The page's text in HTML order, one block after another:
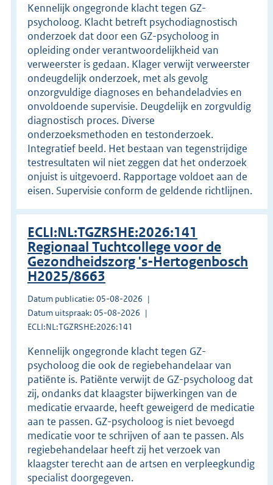
Kennelijk ongegronde klacht tegen GZ-
psycholoog. Klacht betreft psychodiagnostisch
onderzoek dat door een GZ-psycholoog in
opleiding onder verantwoordelijkheid van
verweerster is gedaan. Klager verwijt verweerster
ondeugdelijk onderzoek, met als gevolg
onzorgvuldige diagnoses en behandeladvies en
onvoldoende supervisie. Deugdelijk en zorgvuldig
diagnostisch proces. Diverse
onderzoeksmethoden en testonderzoek.
Integratief beeld. Het bestaan van tegenstrijdige
testresultaten wil niet zeggen dat het onderzoek
onjuist is uitgevoerd. Rapportage voldoet aan de
eisen. Supervisie conform de geldende richtlijnen.
ECLI:NL:TGZRSHE:2026:141
Regionaal Tuchtcollege voor de
Gezondheidszorg 's-Hertogenbosch
H2025/8663
Datum publicatie: 05-08-2026
Datum uitspraak: 05-08-2026
ECLI:NL:TGZRSHE:2026:141
Kennelijk ongegronde klacht tegen GZ-
psycholoog die ook de regiebehandelaar van
patiënte is. Patiënte verwijt de GZ-psycholoog dat
zij, ondanks dat klaagster bijwerkingen van de
medicatie ervaarde, heeft geweigerd de medicatie
aan te passen. GZ-psycholoog is niet bevoegd
medicatie voor te schrijven of aan te passen. Als
regiebehandelaar heeft zij het verzoek van
klaagster terecht aan de artsen en verpleegkundig
specialist doorgegeven.